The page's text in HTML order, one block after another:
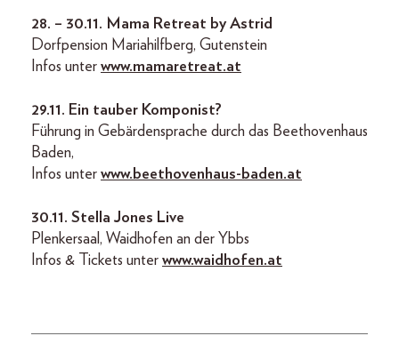
28. – 30.11. Mama Retreat by Astrid
Dorfpension Mariahilfberg, Gutenstein
Infos unter www.mamaretreat.at
29.11. Ein tauber Komponist?
Führung in Gebärdensprache durch das Beethovenhaus
Baden,
Infos unter www.beethovenhaus-baden.at
30.11. Stella Jones Live
Plenkersaal, Waidhofen an der Ybbs
Infos & Tickets unter www.waidhofen.at